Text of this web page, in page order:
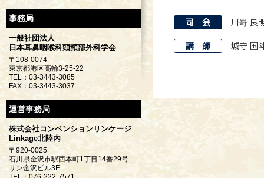
事務局
一般社団法人
日本耳鼻咽喉科頭頸部外科学会
〒108-0074
東京都港区高輪3-25-22
TEL：03-3443-3085
FAX：03-3443-3037
運営事務局
株式会社コンベンションリンケージ
Linkage北陸内
〒920-0025
石川県金沢市駅西本町1丁目14番29号
サン金沢ビル3F
司 会 川嵜 良
講 師 城守 国